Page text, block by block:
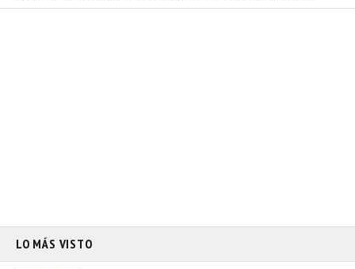
LO MÁS VISTO